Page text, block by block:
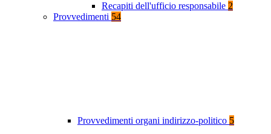
Recapiti dell'ufficio responsabile 2
Provvedimenti 54
Provvedimenti organi indirizzo-politico 5